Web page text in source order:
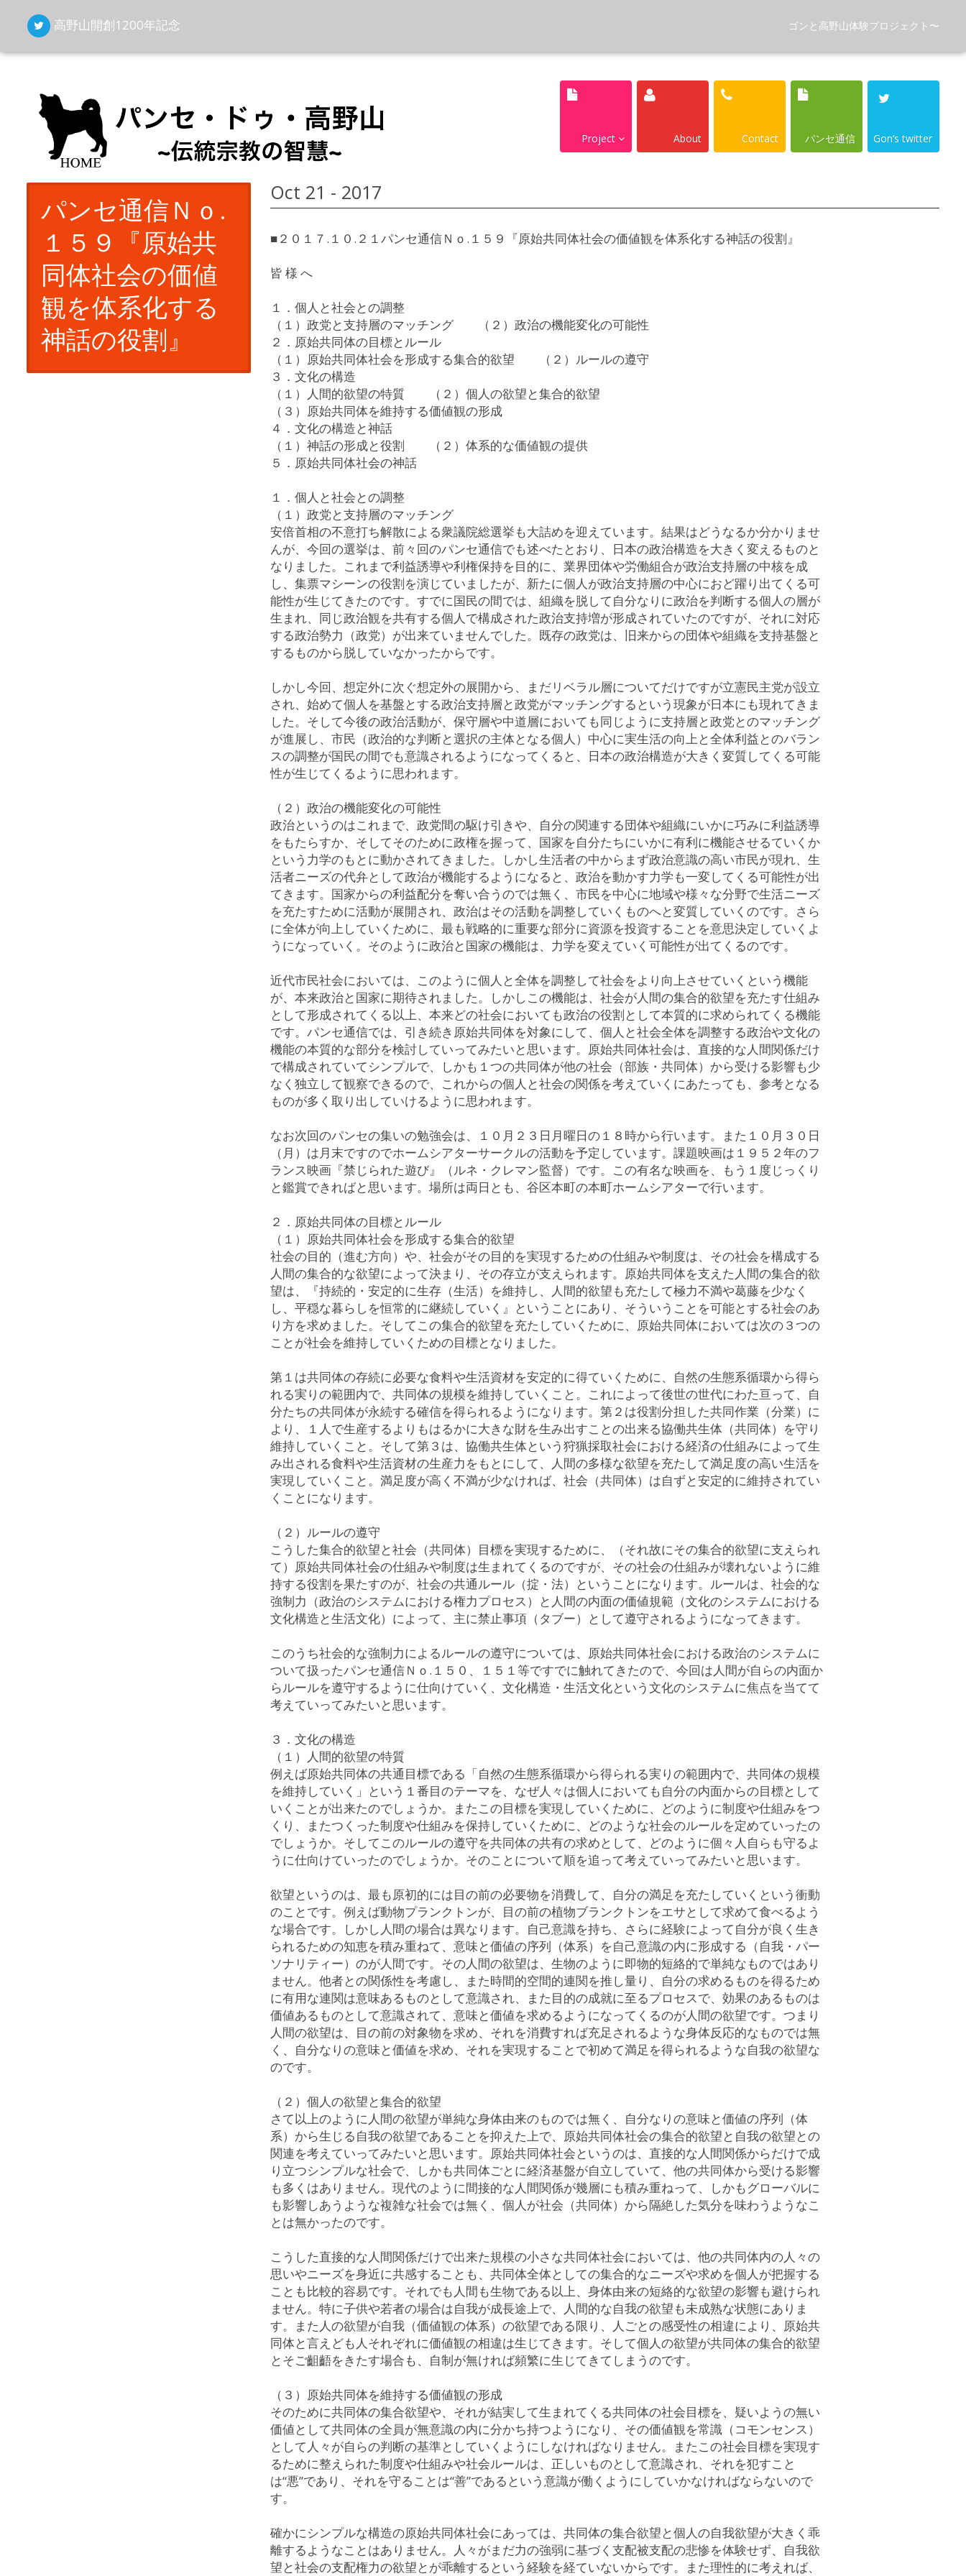
高野山開創1200年記念 ゴンと高野山体験プロジェクト〜
Project About Contact パンセ通信 Gon’s twitter
パンセ通信Ｎｏ.
１５９『原始共
同体社会の価値
観を体系化する
神話の役割』
Oct 21 - 2017
■２０１７.１０.２１パンセ通信Ｎｏ.１５９『原始共同体社会の価値観を体系化する神話の役割』
皆 様 へ
１．個人と社会との調整
（１）政党と支持層のマッチング （２）政治の機能変化の可能性
２．原始共同体の目標とルール
（１）原始共同体社会を形成する集合的欲望 （２）ルールの遵守
３．文化の構造
（１）人間的欲望の特質 （２）個人の欲望と集合的欲望
（３）原始共同体を維持する価値観の形成
４．文化の構造と神話
（１）神話の形成と役割 （２）体系的な価値観の提供
５．原始共同体社会の神話
１．個人と社会との調整
（１）政党と支持層のマッチング
安倍首相の不意打ち解散による衆議院総選挙も大詰めを迎えています。結果はどうなるか分かりませ
んが、今回の選挙は、前々回のパンセ通信でも述べたとおり、日本の政治構造を大きく変えるものと
なりました。これまで利益誘導や利権保持を目的に、業界団体や労働組合が政治支持層の中核を成
し、集票マシーンの役割を演じていましたが、新たに個人が政治支持層の中心におど躍り出てくる可
能性が生じてきたのです。すでに国民の間では、組織を脱して自分なりに政治を判断する個人の層が
生まれ、同じ政治観を共有する個人で構成された政治支持増が形成されていたのですが、それに対応
する政治勢力（政党）が出来ていませんでした。既存の政党は、旧来からの団体や組織を支持基盤と
するものから脱していなかったからです。
しかし今回、想定外に次ぐ想定外の展開から、まだリベラル層についてだけですが立憲民主党が設立
され、始めて個人を基盤とする政治支持層と政党がマッチングするという現象が日本にも現れてきま
した。そして今後の政治活動が、保守層や中道層においても同じように支持層と政党とのマッチング
が進展し、市民（政治的な判断と選択の主体となる個人）中心に実生活の向上と全体利益とのバラン
スの調整が国民の間でも意識されるようになってくると、日本の政治構造が大きく変質してくる可能
性が生じてくるように思われます。
（２）政治の機能変化の可能性
政治というのはこれまで、政党間の駆け引きや、自分の関連する団体や組織にいかに巧みに利益誘導
をもたらすか、そしてそのために政権を握って、国家を自分たちにいかに有利に機能させるていくか
という力学のもとに動かされてきました。しかし生活者の中からまず政治意識の高い市民が現れ、生
活者ニーズの代弁として政治が機能するようになると、政治を動かす力学も一変してくる可能性が出
てきます。国家からの利益配分を奪い合うのでは無く、市民を中心に地域や様々な分野で生活ニーズ
を充たすために活動が展開され、政治はその活動を調整していくものへと変質していくのです。さら
に全体が向上していくために、最も戦略的に重要な部分に資源を投資することを意思決定していくよ
うになっていく。そのように政治と国家の機能は、力学を変えていく可能性が出てくるのです。
近代市民社会においては、このように個人と全体を調整して社会をより向上させていくという機能
が、本来政治と国家に期待されました。しかしこの機能は、社会が人間の集合的欲望を充たす仕組み
として形成されてくる以上、本来どの社会においても政治の役割として本質的に求められてくる機能
です。パンセ通信では、引き続き原始共同体を対象にして、個人と社会全体を調整する政治や文化の
機能の本質的な部分を検討していってみたいと思います。原始共同体社会は、直接的な人間関係だけ
で構成されていてシンプルで、しかも１つの共同体が他の社会（部族・共同体）から受ける影響も少
なく独立して観察できるので、これからの個人と社会の関係を考えていくにあたっても、参考となる
ものが多く取り出していけるように思われます。
なお次回のパンセの集いの勉強会は、１０月２３日月曜日の１８時から行います。また１０月３０日
（月）は月末ですのでホームシアターサークルの活動を予定しています。課題映画は１９５２年のフ
ランス映画『禁じられた遊び』（ルネ・クレマン監督）です。この有名な映画を、もう１度じっくり
と鑑賞できればと思います。場所は両日とも、谷区本町の本町ホームシアターで行います。
２．原始共同体の目標とルール
（１）原始共同体社会を形成する集合的欲望
社会の目的（進む方向）や、社会がその目的を実現するための仕組みや制度は、その社会を構成する
人間の集合的な欲望によって決まり、その存立が支えられます。原始共同体を支えた人間の集合的欲
望は、『持続的・安定的に生存（生活）を維持し、人間的欲望も充たして極力不満や葛藤を少なく
し、平穏な暮らしを恒常的に継続していく』ということにあり、そういうことを可能とする社会のあ
り方を求めました。そしてこの集合的欲望を充たしていくために、原始共同体においては次の３つの
ことが社会を維持していくための目標となりました。
第１は共同体の存続に必要な食料や生活資材を安定的に得ていくために、自然の生態系循環から得ら
れる実りの範囲内で、共同体の規模を維持していくこと。これによって後世の世代にわた亘って、自
分たちの共同体が永続する確信を得られるようになります。第２は役割分担した共同作業（分業）に
より、１人で生産するよりもはるかに大きな財を生み出すことの出来る協働共生体（共同体）を守り
維持していくこと。そして第３は、協働共生体という狩猟採取社会における経済の仕組みによって生
み出される食料や生活資材の生産力をもとにして、人間の多様な欲望を充たして満足度の高い生活を
実現していくこと。満足度が高く不満が少なければ、社会（共同体）は自ずと安定的に維持されてい
くことになります。
（２）ルールの遵守
こうした集合的欲望と社会（共同体）目標を実現するために、（それ故にその集合的欲望に支えられ
て）原始共同体社会の仕組みや制度は生まれてくるのですが、その社会の仕組みが壊れないように維
持する役割を果たすのが、社会の共通ルール（掟・法）ということになります。ルールは、社会的な
強制力（政治のシステムにおける権力プロセス）と人間の内面の価値規範（文化のシステムにおける
文化構造と生活文化）によって、主に禁止事項（タブー）として遵守されるようになってきます。
このうち社会的な強制力によるルールの遵守については、原始共同体社会における政治のシステムに
ついて扱ったパンセ通信Ｎｏ.１５０、１５１等ですでに触れてきたので、今回は人間が自らの内面か
らルールを遵守するように仕向けていく、文化構造・生活文化という文化のシステムに焦点を当てて
考えていってみたいと思います。
３．文化の構造
（１）人間的欲望の特質
例えば原始共同体の共通目標である「自然の生態系循環から得られる実りの範囲内で、共同体の規模
を維持していく」という１番目のテーマを、なぜ人々は個人においても自分の内面からの目標として
いくことが出来たのでしょうか。またこの目標を実現していくために、どのように制度や仕組みをつ
くり、またつくった制度や仕組みを保持していくために、どのような社会のルールを定めていったの
でしょうか。そしてこのルールの遵守を共同体の共有の求めとして、どのように個々人自らも守るよ
うに仕向けていったのでしょうか。そのことについて順を追って考えていってみたいと思います。
欲望というのは、最も原初的には目の前の必要物を消費して、自分の満足を充たしていくという衝動
のことです。例えば動物プランクトンが、目の前の植物ブランクトンをエサとして求めて食べるよう
な場合です。しかし人間の場合は異なります。自己意識を持ち、さらに経験によって自分が良く生き
られるための知恵を積み重ねて、意味と価値の序列（体系）を自己意識の内に形成する（自我・パー
ソナリティー）のが人間です。その人間の欲望は、生物のように即物的短絡的で単純なものではあり
ません。他者との関係性を考慮し、また時間的空間的連関を推し量り、自分の求めるものを得るため
に有用な連関は意味あるものとして意識され、また目的の成就に至るプロセスで、効果のあるものは
価値あるものとして意識されて、意味と価値を求めるようになってくるのが人間の欲望です。つまり
人間の欲望は、目の前の対象物を求め、それを消費すれば充足されるような身体反応的なものでは無
く、自分なりの意味と価値を求め、それを実現することで初めて満足を得られるような自我の欲望な
のです。
（２）個人の欲望と集合的欲望
さて以上のように人間の欲望が単純な身体由来のものでは無く、自分なりの意味と価値の序列（体
系）から生じる自我の欲望であることを抑えた上で、原始共同体社会の集合的欲望と自我の欲望との
関連を考えていってみたいと思います。原始共同体社会というのは、直接的な人間関係からだけで成
り立つシンプルな社会で、しかも共同体ごとに経済基盤が自立していて、他の共同体から受ける影響
も多くはありません。現代のように間接的な人間関係が幾層にも積み重ねって、しかもグローバルに
も影響しあうような複雑な社会では無く、個人が社会（共同体）から隔絶した気分を味わうようなこ
とは無かったのです。
こうした直接的な人間関係だけで出来た規模の小さな共同体社会においては、他の共同体内の人々の
思いやニーズを身近に共感することも、共同体全体としての集合的なニーズや求めを個人が把握する
ことも比較的容易です。それでも人間も生物である以上、身体由来の短絡的な欲望の影響も避けられ
ません。特に子供や若者の場合は自我が成長途上で、人間的な自我の欲望も未成熟な状態にありま
す。また人の欲望が自我（価値観の体系）の欲望である限り、人ごとの感受性の相違により、原始共
同体と言えども人それぞれに価値観の相違は生じてきます。そして個人の欲望が共同体の集合的欲望
とそご齟齬をきたす場合も、自制が無ければ頻繁に生じてきてしまうのです。
（３）原始共同体を維持する価値観の形成
そのために共同体の集合欲望や、それが結実して生まれてくる共同体の社会目標を、疑いようの無い
価値として共同体の全員が無意識の内に分かち持つようになり、その価値観を常識（コモンセンス）
として人々が自らの判断の基準としていくようにしなければなりません。またこの社会目標を実現す
るために整えられた制度や仕組みや社会ルールは、正しいものとして意識され、それを犯すこと
は“悪”であり、それを守ることは“善”であるという意識が働くようにしていかなければならないので
す。
確かにシンプルな構造の原始共同体社会にあっては、共同体の集合欲望と個人の自我欲望が大きく乖
離するようなことはありません。人々がまだ力の強弱に基づく支配被支配の悲惨を体験せず、自我欲
望と社会の支配権力の欲望とが乖離するという経験を経ていないからです。また理性的に考えれば、